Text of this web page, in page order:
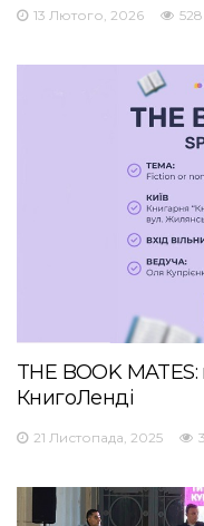
13 Лютого, 2026 528
THE BOOK
КнигоЛенді
21 Листопада, 2025